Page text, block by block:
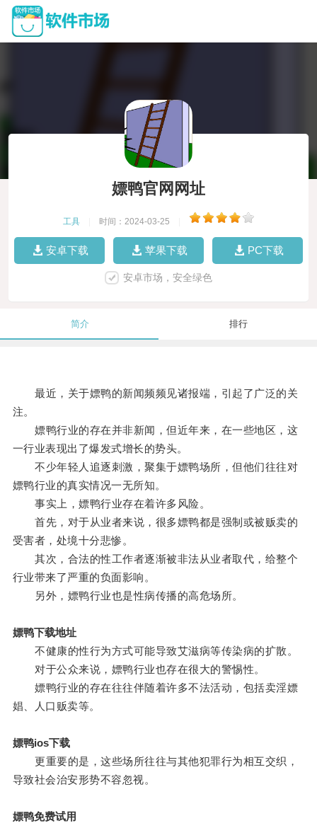
嫖鸭官网网址
工具 时间：2024-03-25
安卓下载 苹果下载 PC下载
安卓市场，安全绿色
简介 排行
最近，关于嫖鸭的新闻频频见诸报端，引起了广泛的关
注。
嫖鸭行业的存在并非新闻，但近年来，在一些地区，这
一行业表现出了爆发式增长的势头。
不少年轻人追逐刺激，聚集于嫖鸭场所，但他们往往对
嫖鸭行业的真实情况一无所知。
事实上，嫖鸭行业存在着许多风险。
首先，对于从业者来说，很多嫖鸭都是强制或被贩卖的
受害者，处境十分悲惨。
其次，合法的性工作者逐渐被非法从业者取代，给整个
行业带来了严重的负面影响。
另外，嫖鸭行业也是性病传播的高危场所。
嫖鸭下载地址
不健康的性行为方式可能导致艾滋病等传染病的扩散。
对于公众来说，嫖鸭行业也存在很大的警惕性。
嫖鸭行业的存在往往伴随着许多不法活动，包括卖淫嫖
娼、人口贩卖等。
嫖鸭ios下载
更重要的是，这些场所往往与其他犯罪行为相互交织，
导致社会治安形势不容忽视。
嫖鸭免费试用